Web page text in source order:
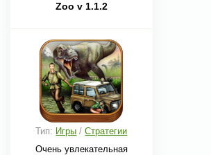
Zoo v 1.1.2
Тип: Игры /Стратегии
Очень увлекательная